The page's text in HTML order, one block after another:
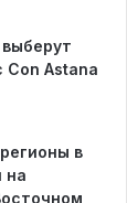
Con Astana
в
на